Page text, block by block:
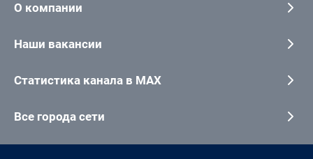
О компании
Наши вакансии
Статистика канала в MAX
Все города сети